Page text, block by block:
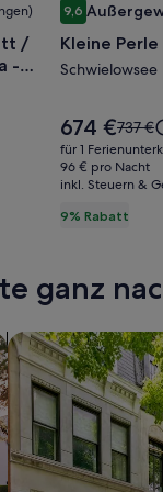
/
-
für
Kleine
Perle
9,69,6 von 10,
Kleine
Schwielowsee
9% Rabatt
Der
Preis
beträgt
674 €.
674 €Der
alte
Preis
war
siehe
zum
737 €
für 1
96 € pro Nacht
inkl. Steuern &
ganz
Suche nach